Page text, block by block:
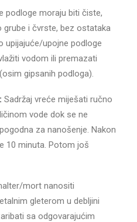
podloge moraju biti čiste,
grube i čvrste, bez ostataka
upijajuće/upojne podloge
vodom ili premazati
gipsanih podloga).
Sadržaj vreće miješati ručno
vode dok se ne
za nanošenje. Nakon
10 minuta. Potom još
mort nanositi
gleterom u debljini
sa odgovarajućim